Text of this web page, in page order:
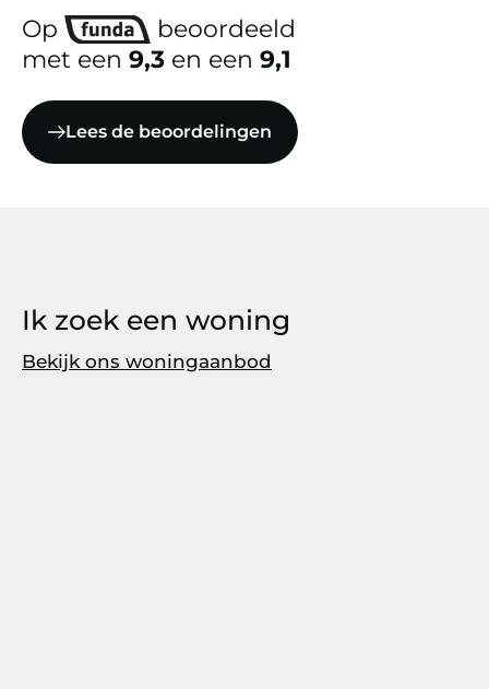
Op
beoordeeld
met een 9,3 en een 9,1
Lees de beoordelingen
Ik zoek een woning
Bekijk ons woningaanbod